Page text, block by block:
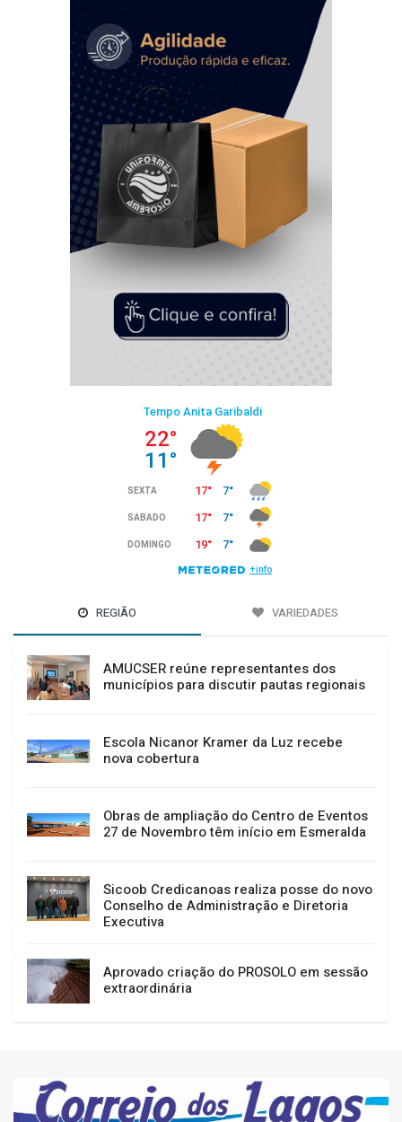
REGIÃO VARIEDADES
AMUCSER reúne representantes dos
municípios para discutir pautas regionais
Escola Nicanor Kramer da Luz recebe
nova cobertura
Obras de ampliação do Centro de Eventos
27 de Novembro têm início em Esmeralda
Sicoob Credicanoas realiza posse do novo
Conselho de Administração e Diretoria
Executiva
Aprovado criação do PROSOLO em sessão
extraordinária